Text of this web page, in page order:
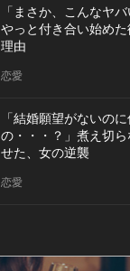
「まさか、こんなヤ
やっと付き合い始め
理由
恋愛
「結婚願望がないの
の・・・？」煮え切
せた、女の逆襲
恋愛